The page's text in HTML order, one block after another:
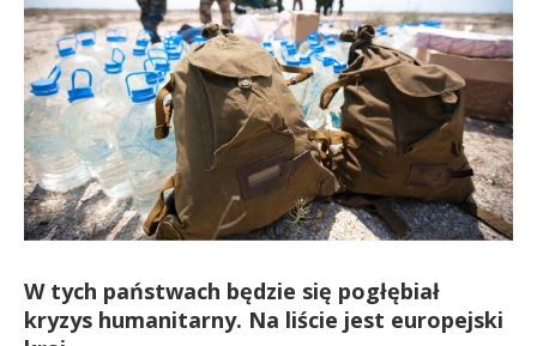
W tych państwach będzie się pogłębiał
kryzys humanitarny. Na liście jest europejski